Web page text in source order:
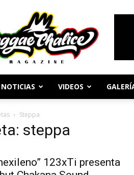
Periodismo
y
Cultura
Reggae
NOTICIAS VIDEOS
Steppa
steppa
123xTi presenta